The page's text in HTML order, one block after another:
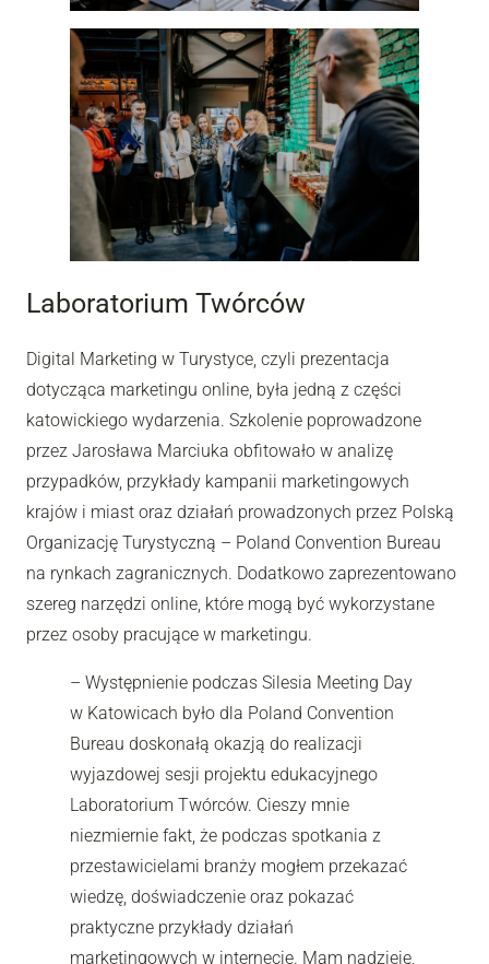
Laboratorium Twórców
Digital Marketing w Turystyce, czyli prezentacja
dotycząca marketingu online, była jedną z części
katowickiego wydarzenia. Szkolenie poprowadzone
przez Jarosława Marciuka obfitowało w analizę
przypadków, przykłady kampanii marketingowych
krajów i miast oraz działań prowadzonych przez Polską
Organizację Turystyczną – Poland Convention Bureau
na rynkach zagranicznych. Dodatkowo zaprezentowano
szereg narzędzi online, które mogą być wykorzystane
przez osoby pracujące w marketingu.
– Występnienie podczas Silesia Meeting Day
w Katowicach było dla Poland Convention
Bureau doskonałą okazją do realizacji
wyjazdowej sesji projektu edukacyjnego
Laboratorium Twórców. Cieszy mnie
niezmiernie fakt, że podczas spotkania z
przestawicielami branży mogłem przekazać
wiedzę, doświadczenie oraz pokazać
praktyczne przykłady działań
marketingowych w internecie. Mam nadzieję,